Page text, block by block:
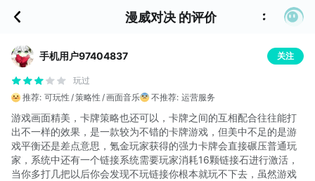
漫威对决 的评价
手机用户97404837 关注
玩过
推荐: 可玩性 策略性 画面音乐 不推荐: 运营服务
游戏画面精美，卡牌策略也还可以，卡牌之间的互相配合往往能打
出不一样的效果，是一款较为不错的卡牌游戏，但美中不足的是游
戏平衡还是差点意思，氪金玩家获得的强力卡牌会直接碾压普通玩
家，系统中还有一个链接系统需要玩家消耗16颗链接石进行激活，
当你多打几把以后你会发现不玩链接你根本就玩不下去，虽然游戏